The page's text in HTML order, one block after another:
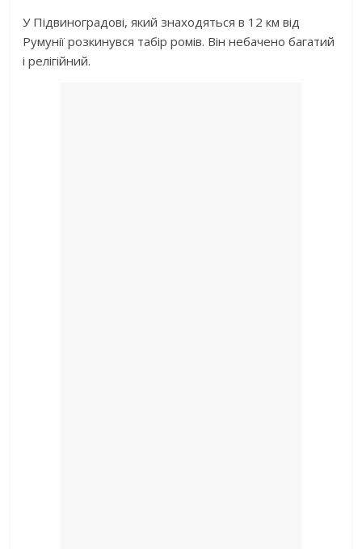
У Підвиноградові, який знаходяться в 12 км від
Румунії розкинувся табір ромів. Він небачено багатий
і релігійний.